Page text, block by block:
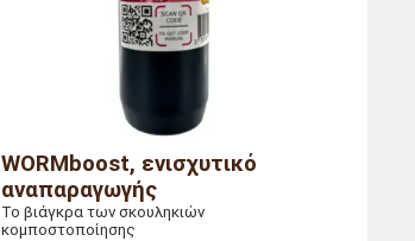
WORMboost, ενισχυτικό
αναπαραγωγής
Το βιάγκρα των σκουληκιών
κομποστοποίησης